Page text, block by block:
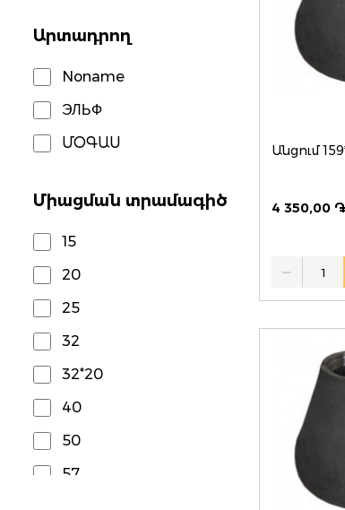
Արտադրող
Noname
ЭЛЬФ
ՄՕԳԱՍ
Միացման տրամագիծ
15
20
25
32
32*20
40
50
57
Անցում
4 350,00 ֏